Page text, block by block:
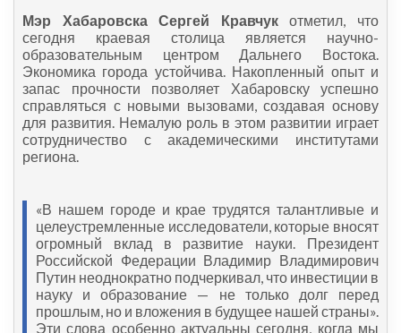
Мэр Хабаровска Сергей Кравчукотметил, что
сегодня краевая столица является научно-
образовательным центром Дальнего Востока.
Экономика города устойчива. Накопленный опыт и
запас прочности позволяет Хабаровску успешно
справляться с новыми вызовами, создавая основу
для развития. Немалую роль в этом развитии играет
сотрудничество с академическими институтами
региона.
«В нашем городе и крае трудятся талантливые и
целеустремленные исследователи, которые вносят
огромный вклад в развитие науки. Президент
Российской Федерации Владимир Владимирович
Путин неоднократно подчеркивал, что инвестиции в
науку и образование — не только долг перед
прошлым, но и вложения в будущее нашей страны».
Эти слова особенно актуальны сегодня, когда мы